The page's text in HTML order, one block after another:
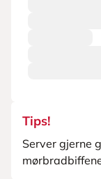
Tips!
Server gjerne